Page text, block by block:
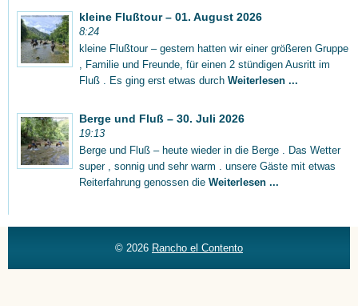
kleine Flußtour – 01. August 2026
8:24
kleine Flußtour – gestern hatten wir einer größeren Gruppe
, Familie und Freunde, für einen 2 stündigen Ausritt im
Fluß . Es ging erst etwas durch Weiterlesen ...
Berge und Fluß – 30. Juli 2026
19:13
Berge und Fluß – heute wieder in die Berge . Das Wetter
super , sonnig und sehr warm . unsere Gäste mit etwas
Reiterfahrung genossen die Weiterlesen ...
© 2026 Rancho el Contento